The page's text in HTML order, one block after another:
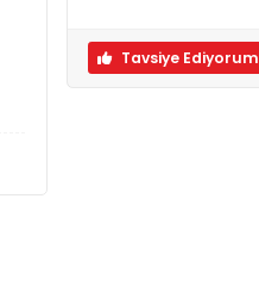
Tavsiye Ediyorum